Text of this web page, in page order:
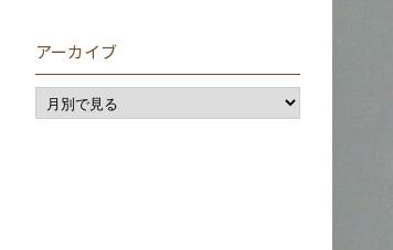
アーカイブ